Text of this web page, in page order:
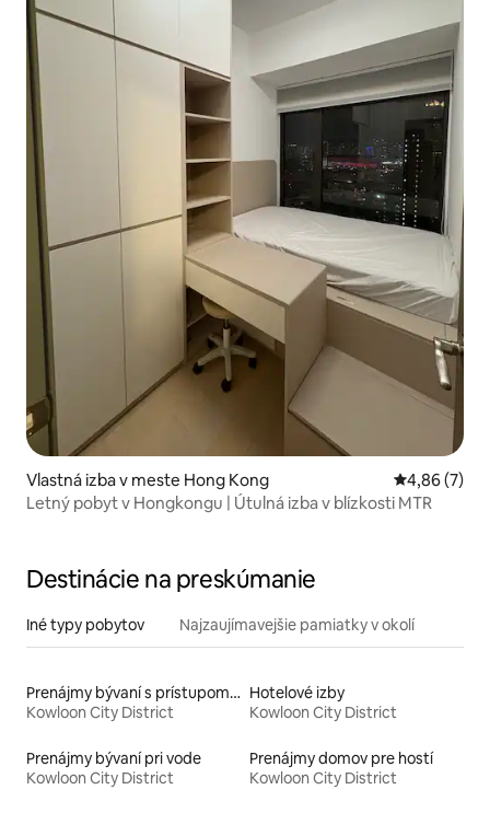
Vlastná izba v meste Hong Kong Priemerné
4,86 (7)
Letný pobyt v Hongkongu | Útulná izba v blízkosti MTR
Destinácie na preskúmanie
Iné typy pobytov Najzaujímavejšie pamiatky v okolí
Prenájmy bývaní s prístupom na pláž
Kowloon City District
Hotelové izby
Kowloon City District
Prenájmy bývaní pri vode
Kowloon City District
Prenájmy domov pre hostí
Kowloon City District